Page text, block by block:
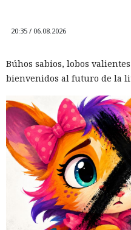
20:35 / 06.08.2026
Búhos sabios, lobos
bienvenidos al futuro de la